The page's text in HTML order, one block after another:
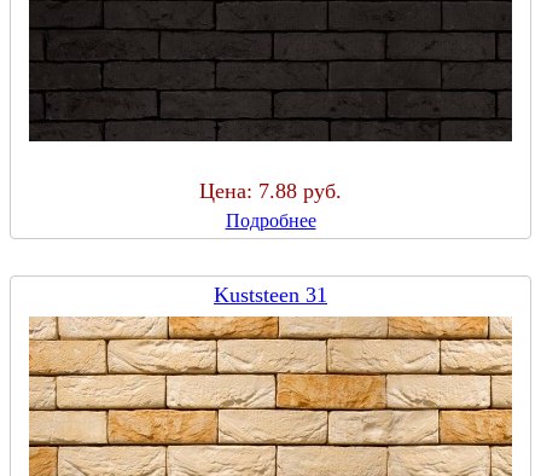
Цена: 7.88 руб.
Подробнее
Kuststeen 31